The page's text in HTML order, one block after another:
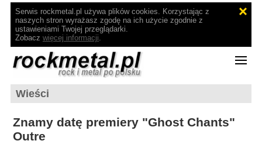
Serwis rockmetal.pl używa plików cookies. Korzystając z
naszych stron wyrażasz zgodę na ich użycie zgodnie z
ustawieniami Twojej przeglądarki.
Zobacz więcej informacji.
Wieści
Znamy datę premiery "Ghost Chants"
Outre